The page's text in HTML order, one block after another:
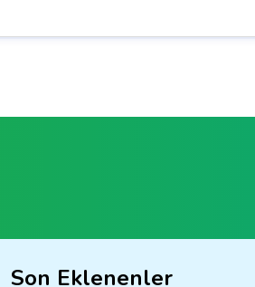
Son Eklenenler